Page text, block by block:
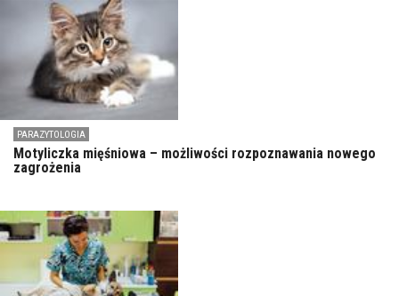
PARAZYTOLOGIA
Motyliczka mięśniowa – możliwości rozpoznawania nowego
zagrożenia